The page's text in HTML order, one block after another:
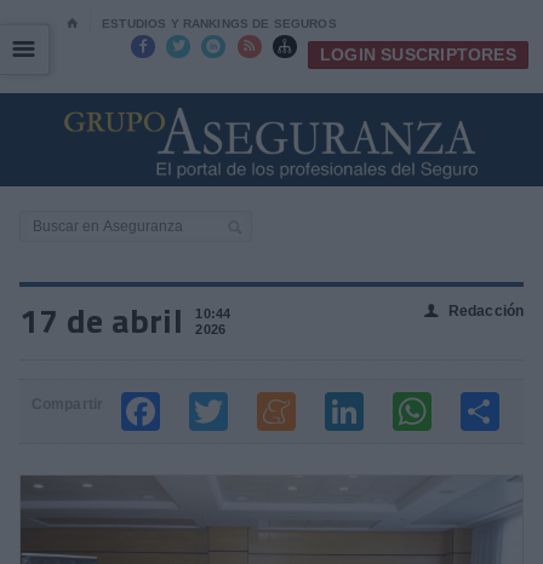
⌂ ESTUDIOS Y RANKINGS DE SEGUROS
     LOGIN SUSCRIPTORES
☰
☰
17 de abril
10:44
2026
👤 Redacción